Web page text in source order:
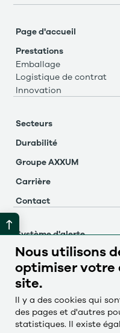
Page d'accueil
Prestations
Emballage
Logistique de contrat
Innovation
Secteurs
Durabilité
Groupe AXXUM
Carrière
Contact
Système d'alerte
Mentions légales
Protection des données
Česky
Nous utilisons
optimiser votre
site.
Il y a des cookies qui
des pages et d'autres
statistiques. Il existe